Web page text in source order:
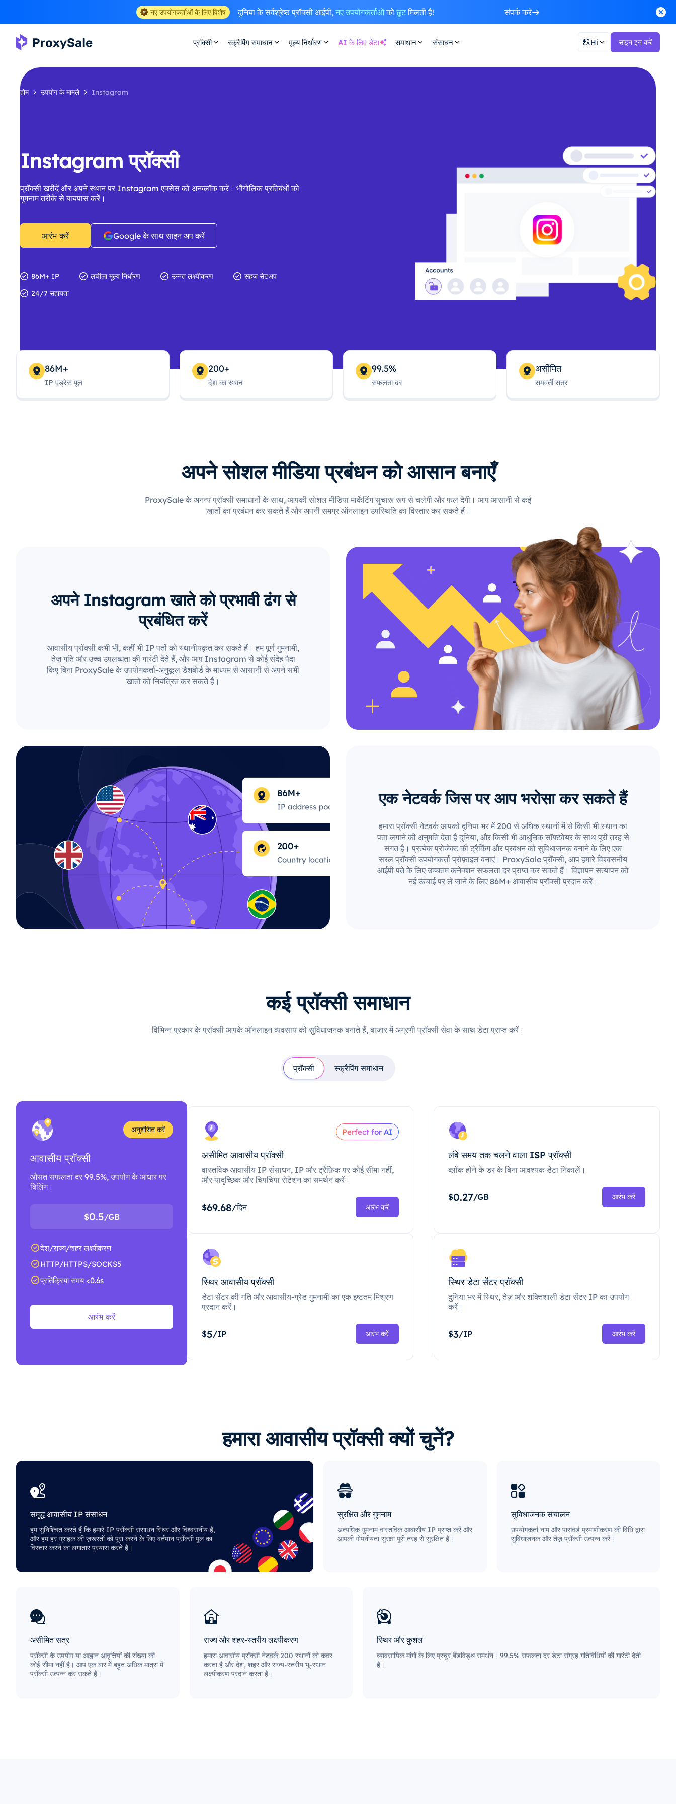
नए उपयोगकर्ताओं के लिए विशेष दुनिया के सर्वश्रेष्ठ प्रॉक्सी आईपी, नए उपयोगकर्ताओंको छूटमिलती है! संपर्क करें
प्रॉक्सी स्क्रैपिंग समाधान मूल्य निर्धारण AI के लिए डेटा समाधान संसाधन Hi साइन इन करें
होम उपयोग के मामले Instagram
Instagram प्रॉक्सी
प्रॉक्सी खरीदें और अपने स्थान पर Instagram एक्सेस को अनब्लॉक करें। भौगोलिक प्रतिबंधों को
गुमनाम तरीके से बायपास करें।
आरंभ करें Google के साथ साइन अप करें
86M+ IP लचीला मूल्य निर्धारण उन्नत लक्ष्यीकरण
सहज सेटअप
24/7 सहायता
86M+
IP एड्रेस पूल
200+
देश का स्थान
99.5%
सफलता दर
असीमित
समवर्ती सत्र
अपने सोशल मीडिया प्रबंधन को आसान बनाएँ
ProxySale के अनन्य प्रॉक्सी समाधानों के साथ, आपकी सोशल मीडिया मार्केटिंग सुचारू रूप से चलेगी और फल देगी। आप आसानी से कई
खातों का प्रबंधन कर सकते हैं और अपनी समग्र ऑनलाइन उपस्थिति का विस्तार कर सकते हैं।
अपने Instagram खाते को प्रभावी ढंग से
प्रबंधित करें
आवासीय प्रॉक्सी कभी भी, कहीं भी IP पतों को स्थानीयकृत कर सकते हैं। हम पूर्ण गुमनामी,
तेज़ गति और उच्च उपलब्धता की गारंटी देते हैं, और आप Instagram से कोई संदेह पैदा
किए बिना ProxySale के उपयोगकर्ता-अनुकूल डैशबोर्ड के माध्यम से आसानी से अपने सभी
खातों को नियंत्रित कर सकते हैं।
एक नेटवर्क जिस पर आप भरोसा कर सकते हैं
हमारा प्रॉक्सी नेटवर्क आपको दुनिया भर में 200 से अधिक स्थानों में से किसी भी स्थान का
पता लगाने की अनुमति देता है दुनिया, और किसी भी आधुनिक सॉफ्टवेयर के साथ पूरी तरह से
संगत है। प्रत्येक प्रोजेक्ट की ट्रैकिंग और प्रबंधन को सुविधाजनक बनाने के लिए एक
सरल प्रॉक्सी उपयोगकर्ता प्रोफ़ाइल बनाएं। ProxySale प्रॉक्सी, आप हमारे विश्वसनीय
आईपी पते के लिए उच्चतम कनेक्शन सफलता दर प्राप्त कर सकते हैं। विज्ञापन सत्यापन को
नई ऊंचाई पर ले जाने के लिए 86M+ आवासीय प्रॉक्सी प्रदान करें।
कई प्रॉक्सी समाधान
विभिन्न प्रकार के प्रॉक्सी आपके ऑनलाइन व्यवसाय को सुविधाजनक बनाते हैं, बाजार में अग्रणी प्रॉक्सी सेवा के साथ डेटा प्राप्त करें।
प्रॉक्सी स्क्रैपिंग समाधान
अनुशंसित करें
आवासीय प्रॉक्सी
औसत सफलता दर 99.5%, उपयोग के आधार पर
बिलिंग।
$0.5/GB
देश/राज्य/शहर लक्ष्यीकरण
HTTP/HTTPS/SOCKS5
प्रतिक्रिया समय <0.6s
आरंभ करें
Perfect for AI
असीमित आवासीय प्रॉक्सी
वास्तविक आवासीय IP संसाधन, IP और ट्रैफ़िक पर कोई सीमा नहीं,
और यादृच्छिक और चिपचिपा रोटेशन का समर्थन करें।
$69.68/दिन आरंभ करें
लंबे समय तक चलने वाला ISP प्रॉक्सी
ब्लॉक होने के डर के बिना आवश्यक डेटा निकालें।
$0.27/GB आरंभ करें
स्थिर आवासीय प्रॉक्सी
डेटा सेंटर की गति और आवासीय-ग्रेड गुमनामी का एक इष्टतम मिश्रण
प्रदान करें।
$5/IP आरंभ करें
स्थिर डेटा सेंटर प्रॉक्सी
दुनिया भर में स्थिर, तेज़ और शक्तिशाली डेटा सेंटर IP का उपयोग
करें।
$3/IP आरंभ करें
हमारा आवासीय प्रॉक्सी क्यों चुनें?
समृद्ध आवासीय IP संसाधन
हम सुनिश्चित करते हैं कि हमारे IP प्रॉक्सी संसाधन स्थिर और विश्वसनीय हैं,
और हम हर ग्राहक की ज़रूरतों को पूरा करने के लिए वर्तमान प्रॉक्सी पूल का
विस्तार करने का लगातार प्रयास करते हैं।
सुरक्षित और गुमनाम
अत्यधिक गुमनाम वास्तविक आवासीय IP प्राप्त करें और
आपकी गोपनीयता सुरक्षा पूरी तरह से सुरक्षित है।
सुविधाजनक संचालन
उपयोगकर्ता नाम और पासवर्ड प्रमाणीकरण की विधि द्वारा
सुविधाजनक और तेज़ प्रॉक्सी उत्पन्न करें।
असीमित सत्र
प्रॉक्सी के उपयोग या आह्वान आवृत्तियों की संख्या की
कोई सीमा नहीं है। आप एक बार में बहुत अधिक मात्रा में
प्रॉक्सी उत्पन्न कर सकते हैं।
राज्य और शहर-स्तरीय लक्ष्यीकरण
हमारा आवासीय प्रॉक्सी नेटवर्क 200 स्थानों को कवर
करता है और देश, शहर और राज्य-स्तरीय भू-स्थान
लक्ष्यीकरण प्रदान करता है।
स्थिर और कुशल
व्यावसायिक मांगों के लिए प्रचुर बैंडविड्थ समर्थन। 99.5% सफलता दर डेटा संग्रह गतिविधियों की गारंटी देती
है।